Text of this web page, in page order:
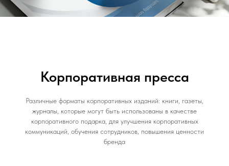
Корпоративная пресса
Различные форматы корпоративных изданий: книги, газеты,
журналы, которые могут быть использованы в качестве
корпоративного подарка, для улучшения корпоративных
коммуникаций, обучения сотрудников, повышения ценности
бренда